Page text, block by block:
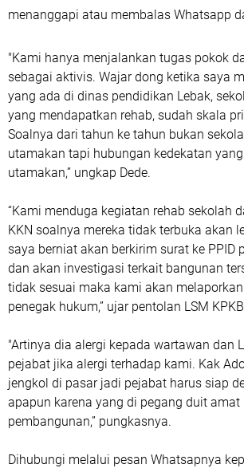
menanggapi atau membalas Whatsapp
"Kami hanya menjalankan tugas pokok
sebagai aktivis. Wajar dong ketika saya
yang ada di dinas pendidikan Lebak,
yang mendapatkan rehab, sudah skala
Soalnya dari tahun ke tahun bukan
utamakan tapi hubungan kedekatan
utamakan,” ungkap Dede.
“Kami menduga kegiatan rehab sekolah
KKN soalnya mereka tidak terbuka akan
saya berniat akan berkirim surat ke PPID
dan akan investigasi terkait bangunan
tidak sesuai maka kami akan
penegak hukum,” ujar pentolan LSM
"Artinya dia alergi kepada wartawan dan
pejabat jika alergi terhadap kami. Kak
jengkol di pasar jadi pejabat harus siap
apapun karena yang di pegang duit
pembangunan,” pungkasnya.
Dihubungi melalui pesan Whatsapnya